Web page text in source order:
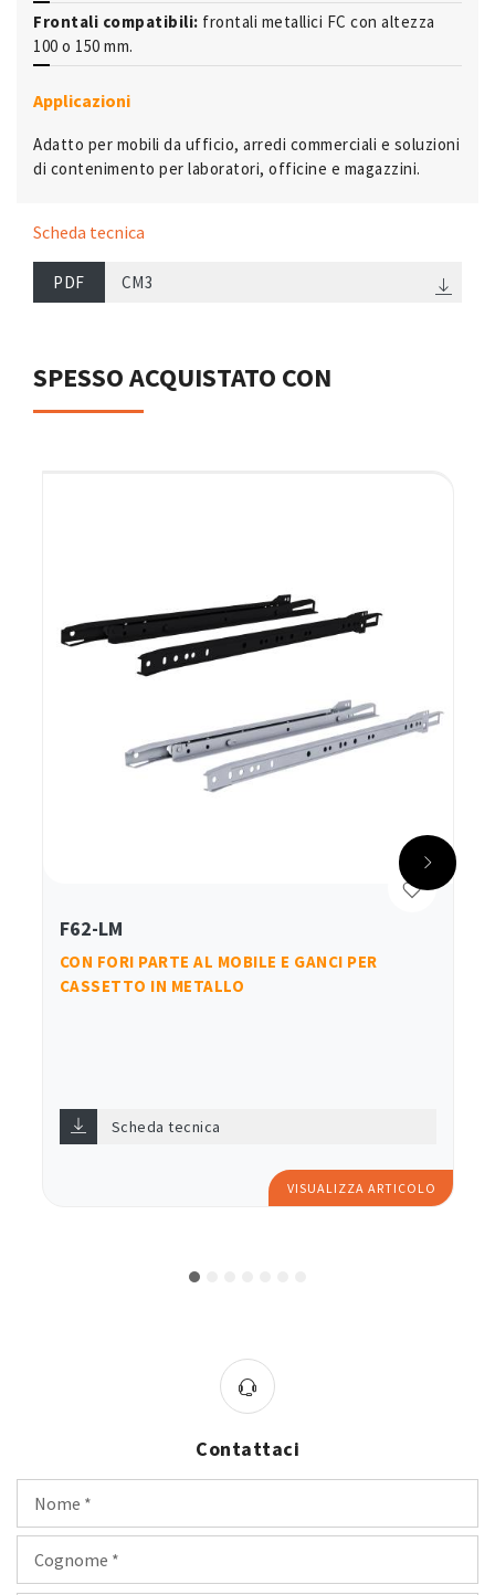
Frontali compatibili: frontali metallici FC con altezza
100 o 150 mm.
Applicazioni
Adatto per mobili da ufficio, arredi commerciali e soluzioni
di contenimento per laboratori, officine e magazzini.
Scheda tecnica
PDF CM3
SPESSO ACQUISTATO CON
F62-LM
CON FORI PARTE AL MOBILE E GANCI PER
CASSETTO IN METALLO
Scheda tecnica
VISUALIZZA ARTICOLO
Contattaci